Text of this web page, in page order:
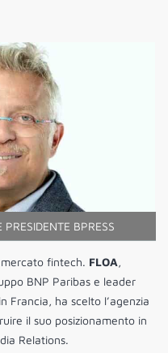
PRESIDENTE BPRESS
fintech. FLOA,
BNP Paribas e leader
in Francia, ha scelto l’agenzia
il suo posizionamento in
Relations.